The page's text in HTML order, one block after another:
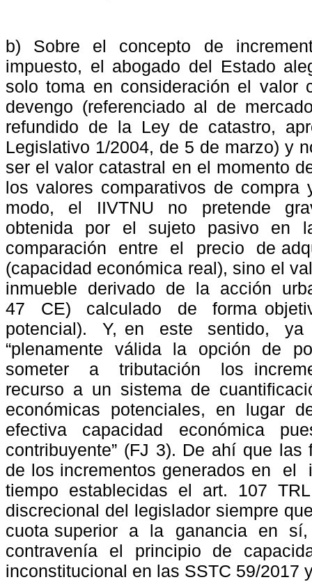
b) Sobre el concepto de
impuesto, el abogado del Estado
solo toma en consideración el valor
devengo (referenciado al de
refundido de la Ley de catastro,
Legislativo 1/2004, de 5 de marzo) y
ser el valor catastral en el momento
los valores comparativos de
modo, el IIVTNU no pretende
obtenida
por el sujeto pasivo en
comparación
entre el precio
de
(capacidad económica real), sino el
inmueble
derivado de la acción
47
CE) calculado de
forma
potencial).
Y, en este sentido,
ya
“plenamente
válida la opción de
someter
a tributación
los
recurso a un sistema de
económicas potenciales, en lugar
efectiva capacidad económica
contribuyente” (FJ 3). De ahí que
de los incrementos generados en
el
tiempo
establecidas el art. 107
discrecional del legislador siempre
cuota superior
a la ganancia en
sí,
contravenía
el principio de
inconstitucional en las SSTC 59/2017